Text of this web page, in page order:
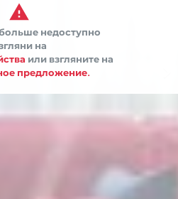

недоступно
на
или взгляните на
предложение.